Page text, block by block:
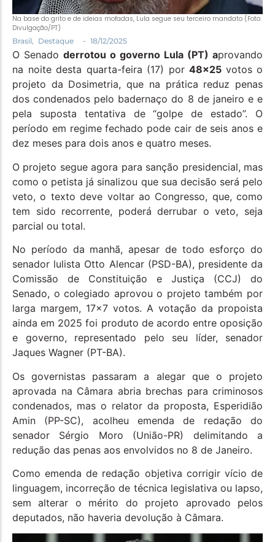
Na base do grito e de ideias mofadas, Lula segue seu terceiro mandato (Foto:
Divulgação/PT)
Brasil, Destaque - 18/12/2025
O Senado derrotou o governo Lula (PT) aprovando
na noite desta quarta-feira (17) por 48×25 votos o
projeto da Dosimetria, que na prática reduz penas
dos condenados pelo badernaço do 8 de janeiro e e
pela suposta tentativa de “golpe de estado”. O
período em regime fechado pode cair de seis anos e
dez meses para dois anos e quatro meses.
O projeto segue agora para sanção presidencial, mas
como o petista já sinalizou que sua decisão será pelo
veto, o texto deve voltar ao Congresso, que, como
tem sido recorrente, poderá derrubar o veto, seja
parcial ou total.
No período da manhã, apesar de todo esforço do
senador lulista Otto Alencar (PSD-BA), presidente da
Comissão de Constituição e Justiça (CCJ) do
Senado, o colegiado aprovou o projeto também por
larga margem, 17×7 votos. A votação da propoista
ainda em 2025 foi produto de acordo entre oposição
e governo, representado pelo seu líder, senador
Jaques Wagner (PT-BA).
Os governistas passaram a alegar que o projeto
aprovada na Câmara abria brechas para criminosos
condenados, mas o relator da proposta, Esperidião
Amin (PP-SC), acolheu emenda de redação do
senador Sérgio Moro (União-PR) delimitando a
redução das penas aos envolvidos no 8 de Janeiro.
Como emenda de redação objetiva corrigir vício de
linguagem, incorreção de técnica legislativa ou lapso,
sem alterar o mérito do projeto aprovado pelos
deputados, não haveria devolução à Câmara.